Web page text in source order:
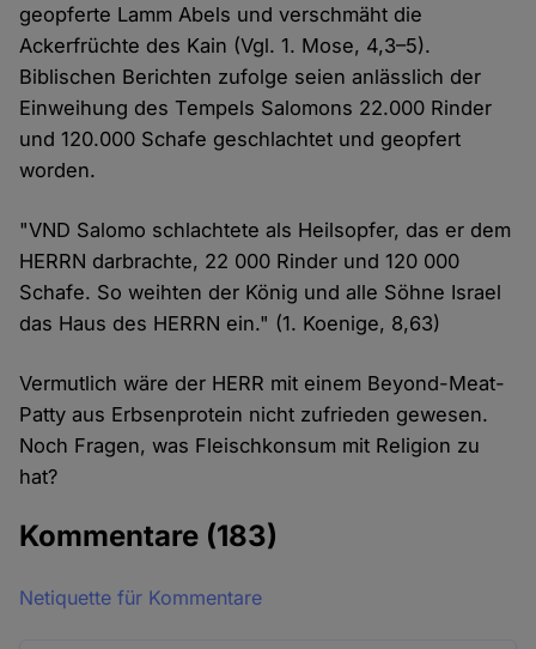
geopferte Lamm Abels und verschmäht die
Ackerfrüchte des Kain (Vgl. 1. Mose, 4,3–5).
Biblischen Berichten zufolge seien anlässlich der
Einweihung des Tempels Salomons 22.000 Rinder
und 120.000 Schafe geschlachtet und geopfert
worden.
"VND Salomo schlachtete als Heilsopfer, das er dem
HERRN darbrachte, 22 000 Rinder und 120 000
Schafe. So weihten der König und alle Söhne Israel
das Haus des HERRN ein." (1. Koenige, 8,63)
Vermutlich wäre der HERR mit einem Beyond-Meat-
Patty aus Erbsenprotein nicht zufrieden gewesen.
Noch Fragen, was Fleischkonsum mit Religion zu
hat?
Kommentare (183)
Netiquette für Kommentare